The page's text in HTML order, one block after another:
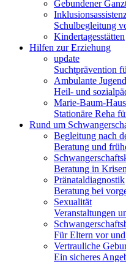
Gebundener
Schulbegleitung
Kindertagesstätten
Hilfen zur Erziehung
update
Suchtprävention
Ambulante
Heil- und
Marie-Baum-Haus
Stationäre Reha
Rund um
Begleitung nach
Beratung und
Beratung in
Pränataldiagnostik
Beratung bei
Sexualität
Veranstaltungen
Für Eltern vor
Vertrauliche
Ein sicheres